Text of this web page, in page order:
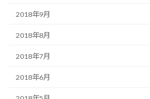
2018年9月
2018年8月
2018年7月
2018年6月